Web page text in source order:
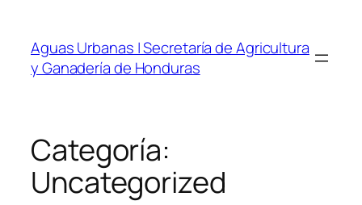
contenido
Aguas Urbanas | Secretaría de Agricultura
y Ganadería de Honduras
Categoría:
Uncategorized